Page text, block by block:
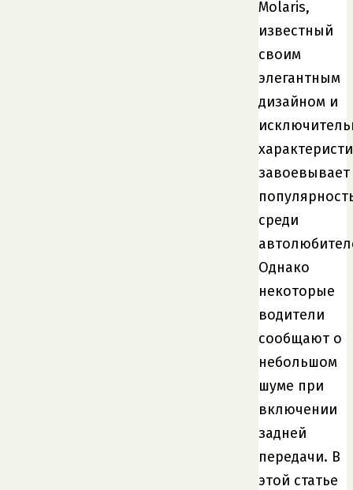
Molaris,
известный
своим
элегантным
дизайном и
завоевывает
среди
Однако
некоторые
водители
сообщают о
небольшом
шуме при
включении
задней
передачи. В
этой статье